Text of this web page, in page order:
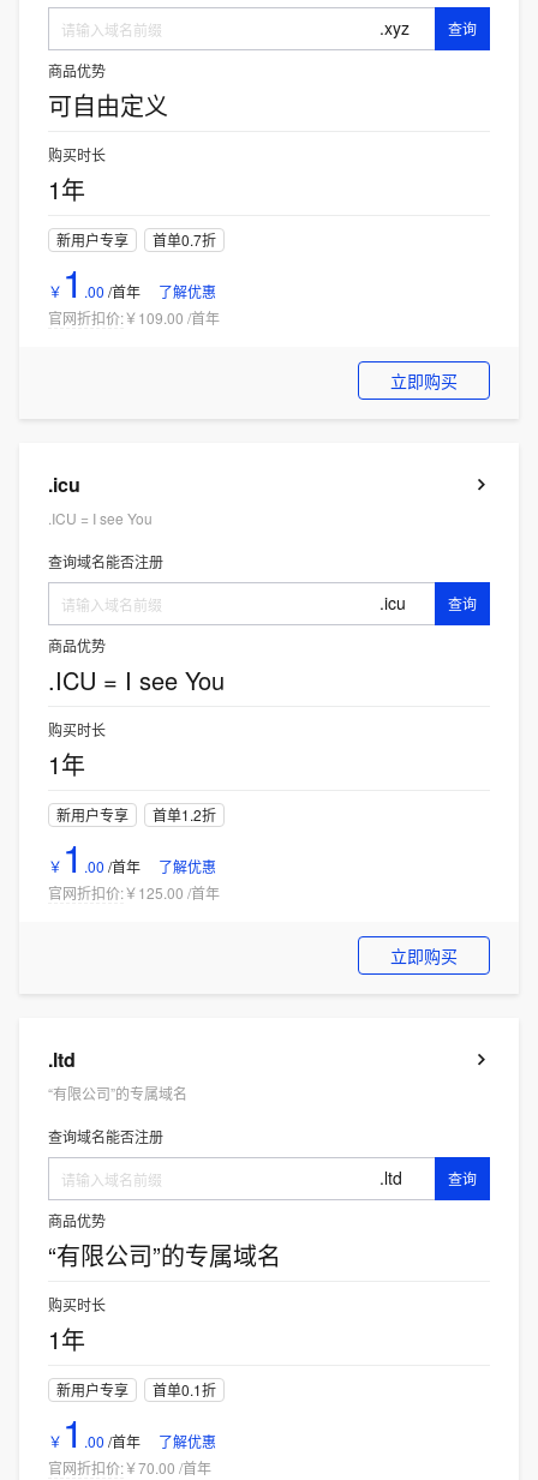
.xyz 查询
商品优势
可自由定义
购买时长
1年
新用户专享 首单0.7折
￥ 1 .00 /首年
了解优惠
官网折扣价:￥109.00 /首年
立即购买
.icu
.ICU = I see You
查询域名能否注册
.icu 查询
商品优势
.ICU = I see You
购买时长
1年
新用户专享 首单1.2折
￥ 1 .00 /首年
了解优惠
官网折扣价:￥125.00 /首年
立即购买
.ltd
“有限公司”的专属域名
查询域名能否注册
.ltd 查询
商品优势
“有限公司”的专属域名
购买时长
1年
新用户专享 首单0.1折
￥ 1 .00 /首年
了解优惠
官网折扣价:￥70.00 /首年